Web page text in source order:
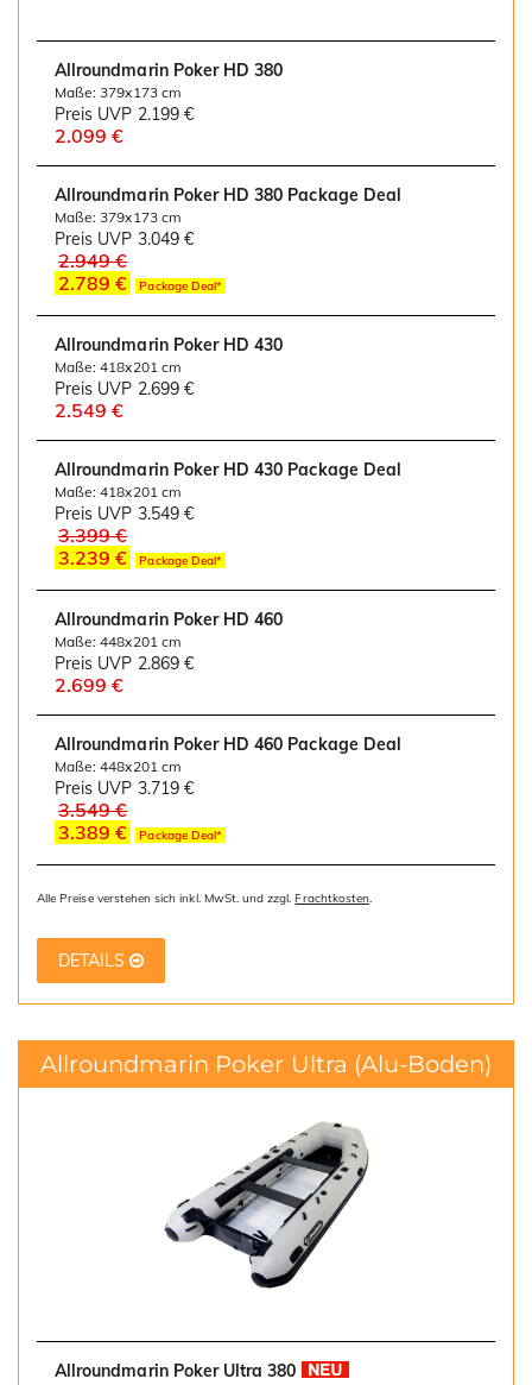
Allroundmarin Poker HD 380
Maße: 379x173 cm
Preis UVP 2.199 €
2.099 €
Allroundmarin Poker HD 380 Package Deal
Maße: 379x173 cm
Preis UVP 3.049 €
2.949 €
2.789 €
Package Deal*
Allroundmarin Poker HD 430
Maße: 418x201 cm
Preis UVP 2.699 €
2.549 €
Allroundmarin Poker HD 430 Package Deal
Maße: 418x201 cm
Preis UVP 3.549 €
3.399 €
3.239 €
Package Deal*
Allroundmarin Poker HD 460
Maße: 448x201 cm
Preis UVP 2.869 €
2.699 €
Allroundmarin Poker HD 460 Package Deal
Maße: 448x201 cm
Preis UVP 3.719 €
3.549 €
3.389 €
Package Deal*
Alle Preise verstehen sich inkl. MwSt. und zzgl.Frachtkosten.
DETAILS
Allroundmarin Poker Ultra (Alu-Boden)
Allroundmarin Poker Ultra 380